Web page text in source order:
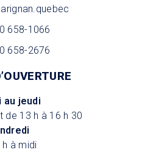
658-1066
658-2676
au jeudi
de 13 h à 16 h 30
h à midi